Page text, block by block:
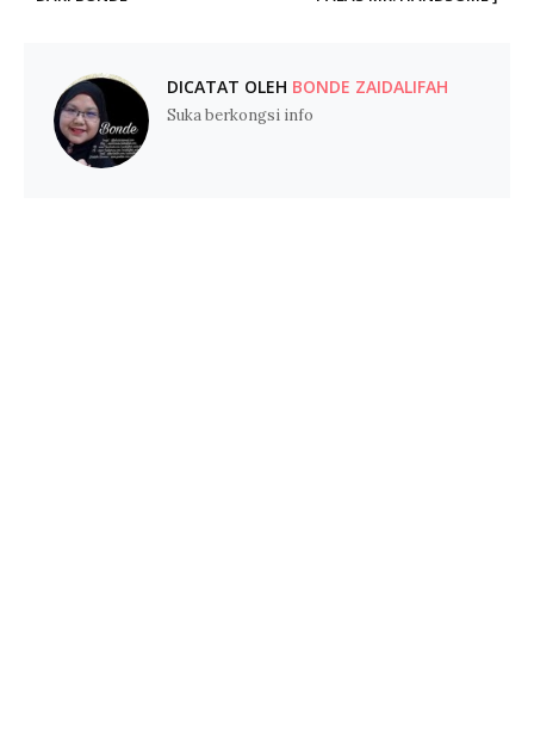
DICATAT OLEH BONDE ZAIDALIFAH
Suka berkongsi info